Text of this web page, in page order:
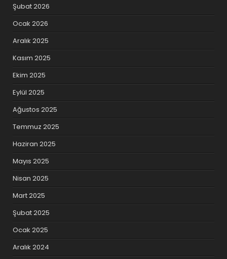
Şubat 2026
Ocak 2026
Aralık 2025
Kasım 2025
Ekim 2025
Eylül 2025
Ağustos 2025
Temmuz 2025
Haziran 2025
Mayıs 2025
Nisan 2025
Mart 2025
Şubat 2025
Ocak 2025
Aralık 2024